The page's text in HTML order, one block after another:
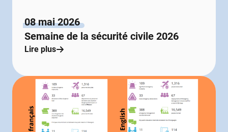
08 mai 2026
Semaine de la sécurité civile 2026
Lire plus